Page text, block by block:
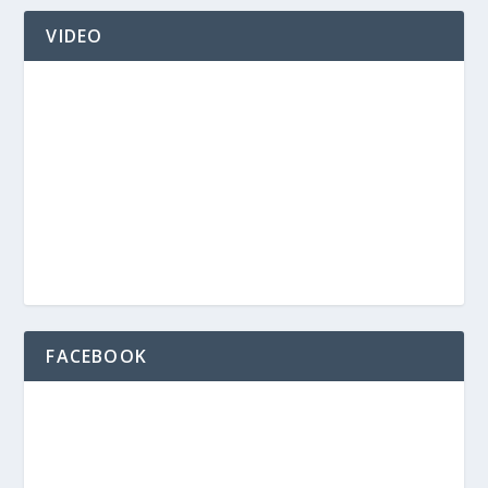
VIDEO
FACEBOOK